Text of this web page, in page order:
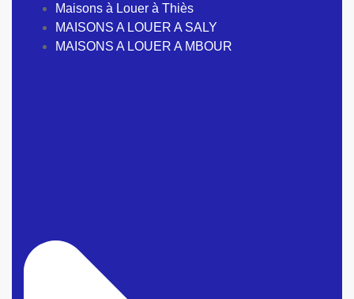
Maisons à Louer à Thiès
MAISONS A LOUER A SALY
MAISONS A LOUER A MBOUR